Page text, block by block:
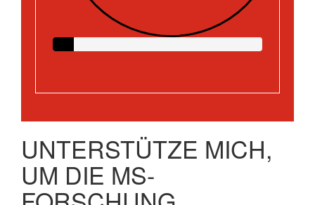
UNTERSTÜTZE MICH,
UM DIE MS-